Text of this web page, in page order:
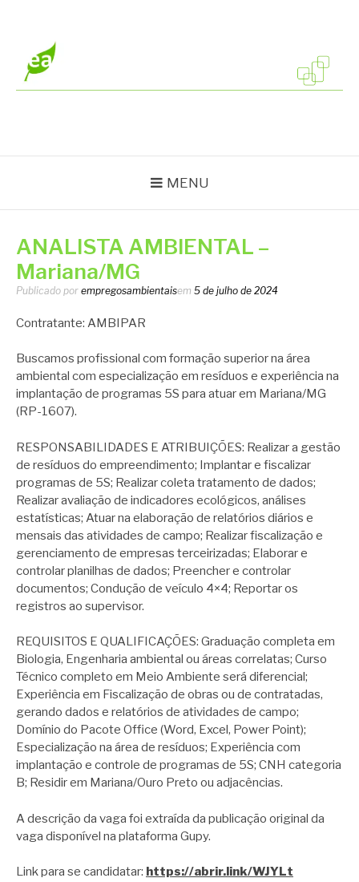
conteúdo
MENU
ANALISTA AMBIENTAL –
Mariana/MG
Publicado por empregosambientaisem 5 de julho de 2024
Contratante: AMBIPAR
Buscamos profissional com formação superior na área
ambiental com especialização em resíduos e experiência na
implantação de programas 5S para atuar em Mariana/MG
(RP-1607).
RESPONSABILIDADES E ATRIBUIÇÕES: Realizar a gestão
de resíduos do empreendimento; Implantar e fiscalizar
programas de 5S; Realizar coleta tratamento de dados;
Realizar avaliação de indicadores ecológicos, análises
estatísticas; Atuar na elaboração de relatórios diários e
mensais das atividades de campo; Realizar fiscalização e
gerenciamento de empresas terceirizadas; Elaborar e
controlar planilhas de dados; Preencher e controlar
documentos; Condução de veículo 4×4; Reportar os
registros ao supervisor.
REQUISITOS E QUALIFICAÇÕES: Graduação completa em
Biologia, Engenharia ambiental ou áreas correlatas; Curso
Técnico completo em Meio Ambiente será diferencial;
Experiência em Fiscalização de obras ou de contratadas,
gerando dados e relatórios de atividades de campo;
Domínio do Pacote Office (Word, Excel, Power Point);
Especialização na área de resíduos; Experiência com
implantação e controle de programas de 5S; CNH categoria
B; Residir em Mariana/Ouro Preto ou adjacências.
A descrição da vaga foi extraída da publicação original da
vaga disponível na plataforma Gupy.
Link para se candidatar: https://abrir.link/WJYLt